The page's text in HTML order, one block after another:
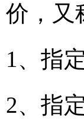
价，又
1、指
2、指